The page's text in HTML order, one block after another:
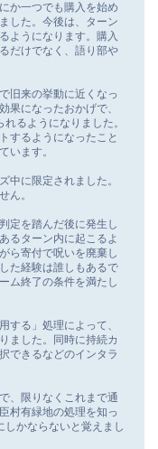
か一つでも購入を始め
した。今後は、ターン
ようになります。購入
だけでなく、語り部や
旧来の挙動に近くなっ
果になったおかげで、
るようになりました。
するようになったこと
います。
中に限定されました。
ん。
定を踏んだ後に発生し
るターン内に起こるよ
ら寄付で呪いを廃棄し
た経験は誰しもあるで
ム終了の条件を満たし
する」処理によって、
ました。同時に持続カ
できるなどのインタラ
、限りなくこれまで通
村有緑地の処理を知っ
かならないと覚えまし